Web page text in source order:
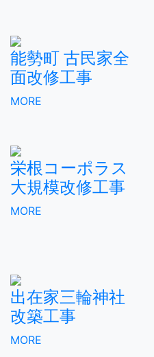
能勢町 古民家全
面改修工事
MORE
栄根コーポラス
大規模改修工事
MORE
出在家三輪神社
改築工事
MORE